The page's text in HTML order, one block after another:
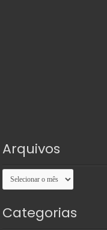
Arquivos
Arquivos
Categorias